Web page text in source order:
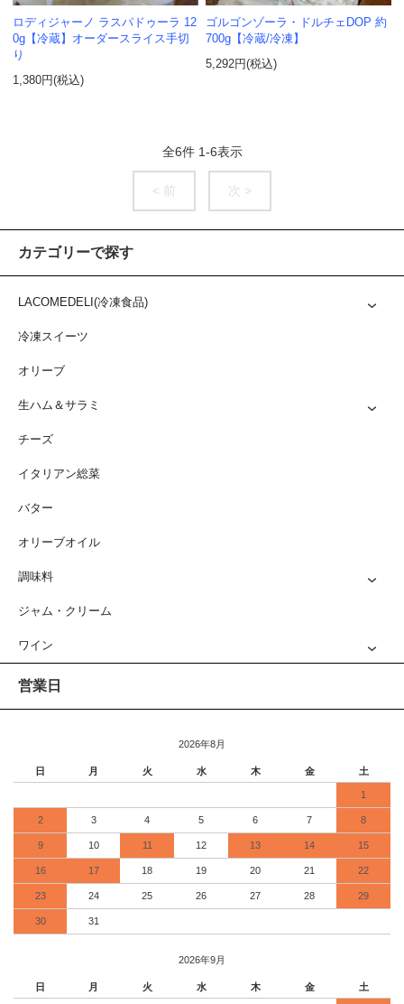
ロディジャーノ ラスパドゥーラ 12
0g【冷蔵】オーダースライス手切
り
1,380円(税込)
ゴルゴンゾーラ・ドルチェDOP 約
700g【冷蔵/冷凍】
5,292円(税込)
全6件 1-6表示
< 前 次 >
カテゴリーで探す
LACOMEDELI(冷凍食品)
冷凍スイーツ
オリーブ
生ハム＆サラミ
チーズ
イタリアン総菜
バター
オリーブオイル
調味料
ジャム・クリーム
ワイン
営業日
2026年8月
日 月 火 水 木 金 土
1
2 3 4 5 6 7 8
9 10 11 12 13 14 15
16 17 18 19 20 21 22
23 24 25 26 27 28 29
30 31
2026年9月
日 月 火 水 木 金 土